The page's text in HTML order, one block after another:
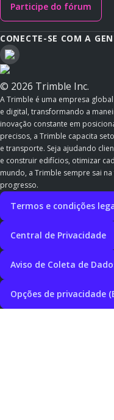
Participe do fórum
CONECTE-SE COM A
© 2026 Trimble Inc.
A Trimble é uma empresa
e digital, transformando a
inovação constante em
precisos, a Trimble capacita
e transporte. Seja ajudando
e construir edifícios, otimizar
mundo, a Trimble sempre sai
progresso.
Termos e condições
Central de Privacidade
Aviso de Coleta de
Opções de privacidade